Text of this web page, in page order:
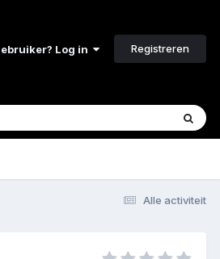
Log in Registreren
Alle activiteit